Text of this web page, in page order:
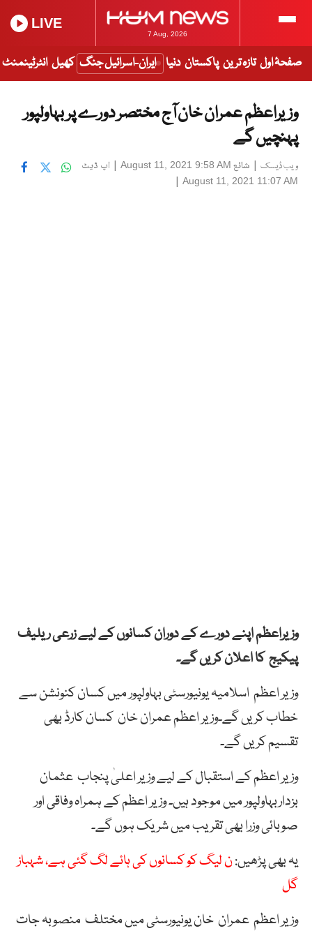
7 Aug, 2026
LIVE
صفحۂ اول تازہ ترین پاکستان دنیا ایران-اسرائیل جنگ کھیل انٹرٹینمنٹ
وزیراعظم عمران خان آج مختصر دورے پر بہاولپور
پہنچیں گے
ویب ڈیسک | شائع August 11, 2021 9:58 AM
| اپ ڈیٹ
August 11, 2021 11:07 AM
|
وزیراعظم اپنے دورے کے دوران کسانوں کے لیے زرعی ریلیف
پیکیج کا اعلان کریں گے۔
وزیر اعظم اسلامیہ یونیورسٹی بہاولپور میں کسان کنونشن سے
خطاب کریں گے۔وزیر اعظم عمران خان کسان کارڈ بھی
تقسیم کریں گے۔
وزیر اعظم کے استقبال کے لیے وزیر اعلیٰ پنجاب عثمان
بزداربہاولپور میں موجود ہیں۔ وزیر اعظم کے ہمراہ وفاقی اور
صوبائی وزرا بھی تقریب میں شریک ہوں گے۔
یہ بھی پڑھیں:ن لیگ کو کسانوں کی ہائے لگ گئی ہے، شہباز
گل
وزیر اعظم عمران خان یونیورسٹی میں مختلف منصوبہ جات